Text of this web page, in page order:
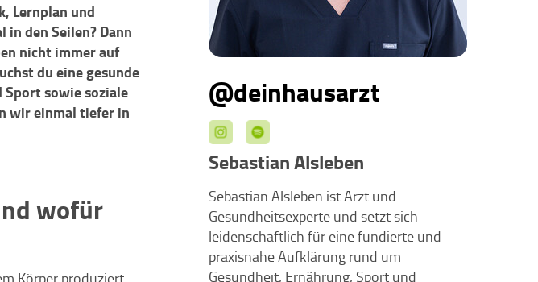
Lernplan und
den Seilen? Dann
nicht immer auf
du eine gesunde
sowie soziale
wir einmal tiefer in
wofür
Körper produziert
@deinhausarzt
Sebastian Alsleben
Sebastian Alsleben ist Arzt und
Gesundheitsexperte und setzt sich
leidenschaftlich für eine fundierte und
praxisnahe Aufklärung rund um
Gesundheit, Ernährung, Sport und